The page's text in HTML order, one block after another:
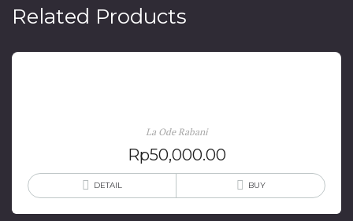
Related Products
La Ode Rabani
Rp50,000.00
DETAIL BUY